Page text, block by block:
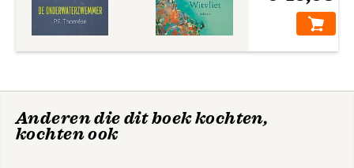
Tilburg Trilogy Tilburg Trilogy
Anderen die dit boek kochten,
kochten ook